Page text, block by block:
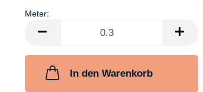
Meter:
Meter
In den Warenkorb